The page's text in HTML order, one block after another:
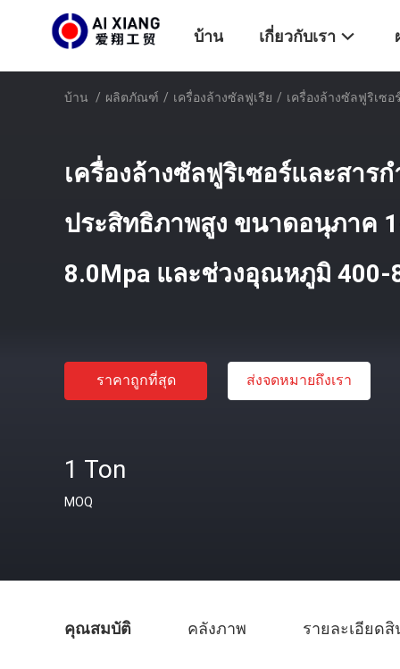
บ้าน เกี่ยวกับเรา
บ้าน / ผลิตภัณฑ์ / เครื่องล้างซัลฟูเรีย / เครื่องล้างซัลฟูริเซ
เครื่องล้างซัลฟูริเซอร์และสาร
ประสิทธิภาพสูง ขนาดอนุภาค
8.0Mpa และช่วงอุณหภูมิ 400-
ราคาถูกที่สุด ส่งจดหมายถึงเรา
1 Ton
MOQ
คุณสมบัติ คลังภาพ รายละเอียดสิ